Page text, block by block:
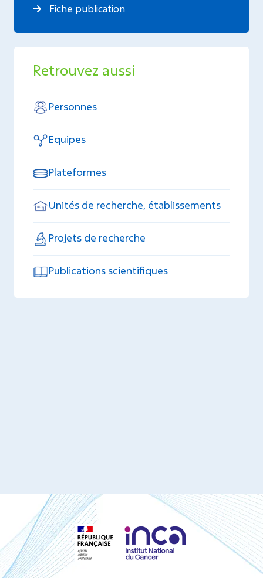
Fiche publication
Retrouvez aussi
Personnes
Equipes
Plateformes
Unités de recherche, établissements
Projets de recherche
Publications scientifiques